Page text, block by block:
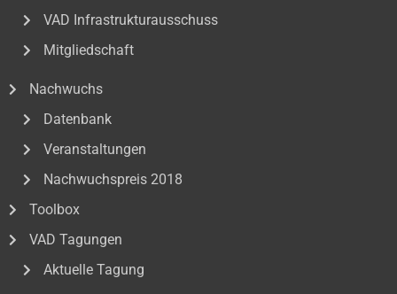
VAD Infrastrukturausschuss
Mitgliedschaft
Nachwuchs
Datenbank
Veranstaltungen
Nachwuchspreis 2018
Toolbox
VAD Tagungen
Aktuelle Tagung